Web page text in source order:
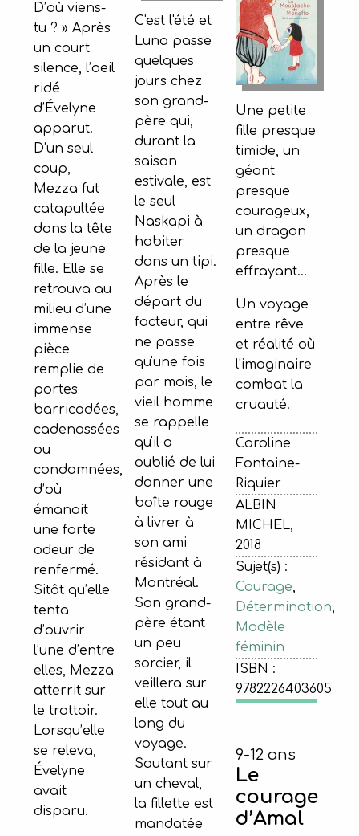
D’où viens-
tu ? » Après
un court
silence, l’oeil
ridé
d’Évelyne
apparut.
D’un seul
coup,
Mezza fut
catapultée
dans la tête
de la jeune
fille. Elle se
retrouva au
milieu d’une
immense
pièce
remplie de
portes
barricadées,
cadenassées
ou
condamnées,
d’où
émanait
une forte
odeur de
renfermé.
Sitôt qu’elle
tenta
d’ouvrir
l’une d’entre
elles, Mezza
atterrit sur
le trottoir.
Lorsqu’elle
se releva,
Évelyne
avait
disparu.
C'est l'été et
Luna passe
quelques
jours chez
son grand-
père qui,
durant la
saison
estivale, est
le seul
Naskapi à
habiter
dans un tipi.
Après le
départ du
facteur, qui
ne passe
qu'une fois
par mois, le
vieil homme
se rappelle
qu'il a
oublié de lui
donner une
boîte rouge
à livrer à
son ami
résidant à
Montréal.
Son grand-
père étant
un peu
sorcier, il
veillera sur
elle tout au
long du
voyage.
Sautant sur
un cheval,
la fillette est
mandatée
Une petite
fille presque
timide, un
géant
presque
courageux,
un dragon
presque
effrayant...
Un voyage
entre rêve
et réalité où
l'imaginaire
combat la
cruauté.
Caroline
Fontaine-
Riquier
ALBIN
MICHEL,
2018
Sujet(s) :
Courage,
Détermination,
Modèle
féminin
ISBN :
9782226403605
9-12 ans
Le
courage
d’Amal